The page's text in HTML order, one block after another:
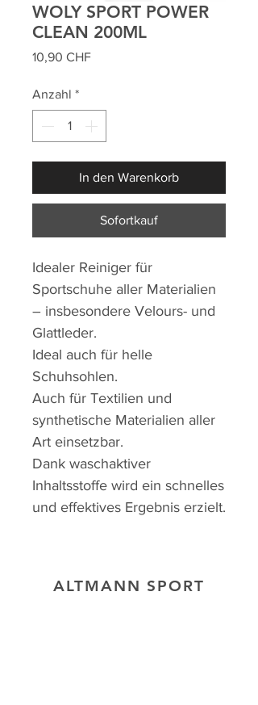
WOLY SPORT POWER
CLEAN 200ML
10,90 CHFPreis
Anzahl *
In den Warenkorb
Sofortkauf
Idealer Reiniger für
Sportschuhe aller Materialien
– insbesondere Velours- und
Glattleder.
Ideal auch für helle
Schuhsohlen.
Auch für Textilien und
synthetische Materialien aller
Art einsetzbar.
Dank waschaktiver
Inhaltsstoffe wird ein schnelles
und effektives Ergebnis erzielt.
ALTMANN SPORT